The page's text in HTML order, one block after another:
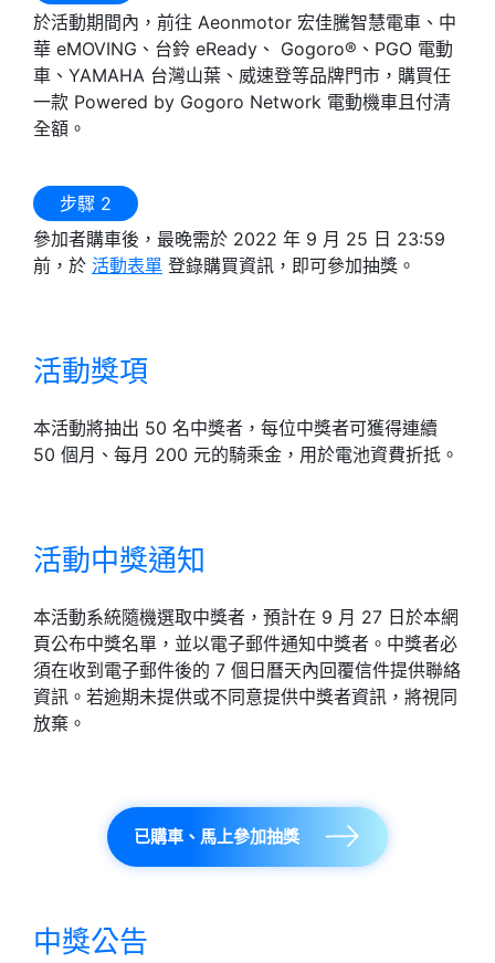
於活動期間內，前往 Aeonmotor 宏佳騰智慧電車、中
華 eMOVING、台鈴 eReady、 Gogoro®、PGO 電動
車、YAMAHA 台灣山葉、威速登等品牌門市，購買任
一款 Powered by Gogoro Network 電動機車且付清
全額。
步驟 2
參加者購車後，最晚需於 2022 年 9 月 25 日 23:59
前，於 活動表單 登錄購買資訊，即可參加抽獎。
活動獎項
本活動將抽出 50 名中獎者，每位中獎者可獲得連續
50 個月、每月 200 元的騎乘金，用於電池資費折抵。
活動中獎通知
本活動系統隨機選取中獎者，預計在 9 月 27 日於本網
頁公布中獎名單，並以電子郵件通知中獎者。中獎者必
須在收到電子郵件後的 7 個日曆天內回覆信件提供聯絡
資訊。若逾期未提供或不同意提供中獎者資訊，將視同
放棄。
已購車、馬上參加抽獎
中獎公告